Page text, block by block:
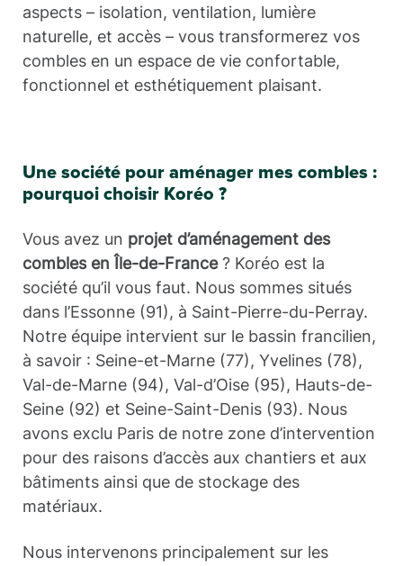
aspects – isolation, ventilation, lumière
naturelle, et accès – vous transformerez vos
combles en un espace de vie confortable,
fonctionnel et esthétiquement plaisant.
Une société pour aménager mes combles :
pourquoi choisir Koréo ?
Vous avez un projet d’aménagement des
combles en Île-de-France? Koréo est la
société qu’il vous faut. Nous sommes situés
dans l’Essonne (91), à Saint-Pierre-du-Perray.
Notre équipe intervient sur le bassin francilien,
à savoir : Seine-et-Marne (77), Yvelines (78),
Val-de-Marne (94), Val-d’Oise (95), Hauts-de-
Seine (92) et Seine-Saint-Denis (93). Nous
avons exclu Paris de notre zone d’intervention
pour des raisons d’accès aux chantiers et aux
bâtiments ainsi que de stockage des
matériaux.
Nous intervenons principalement sur les